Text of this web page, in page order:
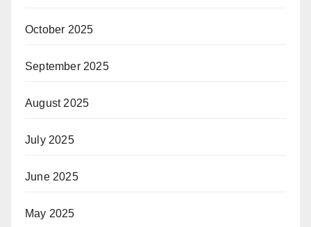
October 2025
September 2025
August 2025
July 2025
June 2025
May 2025